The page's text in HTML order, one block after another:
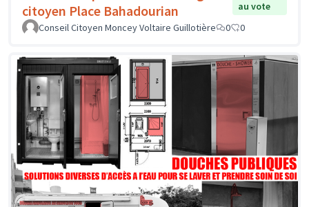
citoyen Place Bahadourian
au vote
Conseil Citoyen Moncey Voltaire Guillotière
0 0